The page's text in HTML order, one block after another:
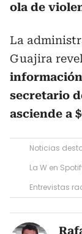
ola de
La
Guajira
secretario
asciende a
Noticias
La W en
Entrevistas